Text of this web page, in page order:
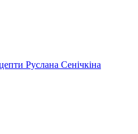
Руслана Сенічкіна